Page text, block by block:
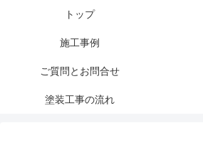
トップ
施工事例
ご質問とお問合せ
塗装工事の流れ